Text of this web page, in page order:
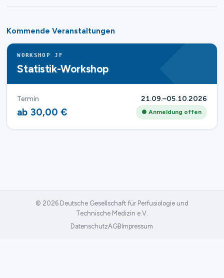
Kommende Veranstaltungen
WORKSHOP JF
Statistik-Workshop
Termin 21.09.–05.10.2026
ab 30,00 € ● Anmeldung offen
© 2026 Deutsche Gesellschaft für Perfusiologie und
Technische Medizin e.V.
DatenschutzAGB Impressum